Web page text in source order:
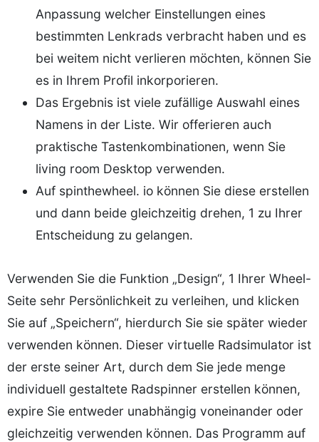
Anpassung welcher Einstellungen eines
bestimmten Lenkrads verbracht haben und es
bei weitem nicht verlieren möchten, können Sie
es in Ihrem Profil inkorporieren.
Das Ergebnis ist viele zufällige Auswahl eines
Namens in der Liste. Wir offerieren auch
praktische Tastenkombinationen, wenn Sie
living room Desktop verwenden.
Auf spinthewheel. io können Sie diese erstellen
und dann beide gleichzeitig drehen, 1 zu Ihrer
Entscheidung zu gelangen.
Verwenden Sie die Funktion „Design“, 1 Ihrer Wheel-
Seite sehr Persönlichkeit zu verleihen, und klicken
Sie auf „Speichern“, hierdurch Sie sie später wieder
verwenden können. Dieser virtuelle Radsimulator ist
der erste seiner Art, durch dem Sie jede menge
individuell gestaltete Radspinner erstellen können,
expire Sie entweder unabhängig voneinander oder
gleichzeitig verwenden können. Das Programm auf